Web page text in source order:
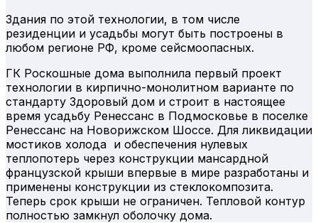
Здания по этой технологии, в том числе
резиденции и усадьбы могут быть построены в
любом регионе РФ, кроме сейсмоопасных.
ГК Роскошные дома выполнила первый проект
технологии в кирпично-монолитном варианте по
стандарту Здоровый дом и строит в настоящее
время усадьбу Ренессанс в Подмосковье в поселке
Ренессанс на Новорижском Шоссе. Для ликвидации
мостиков холода и обеспечения нулевых
теплопотерь через конструкции мансардной
французской крыши впервые в мире разработаны и
применены конструкции из стеклокомпозита.
Теперь срок крыши не ограничен. Тепловой контур
полностью замкнул оболочку дома.